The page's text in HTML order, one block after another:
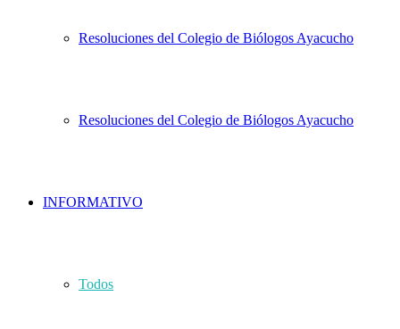
Resoluciones del Colegio de Biólogos Ayacucho
Resoluciones del Colegio de Biólogos Ayacucho
INFORMATIVO
Todos